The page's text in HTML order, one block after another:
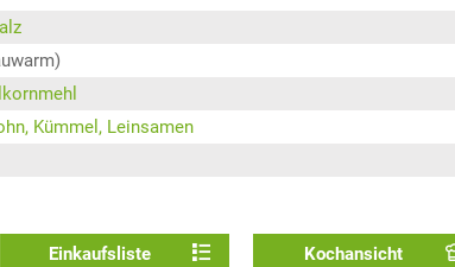
Kümmel, Leinsamen
Einkaufsliste Kochansicht